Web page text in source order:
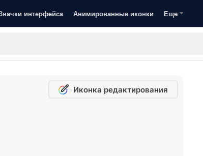
интерфейса Анимированные иконки Еще
Иконка редактирования